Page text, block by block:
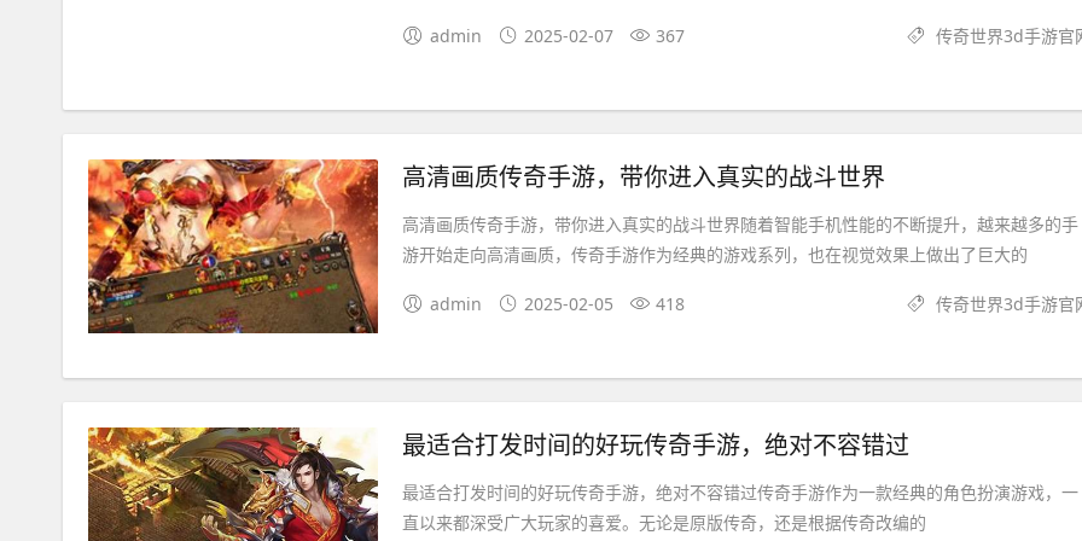
admin 2025-02-07 367 传奇世界3d手游官
高清画质传奇手游，带你进入真实的战斗世界
高清画质传奇手游，带你进入真实的战斗世界随着智能手机性能的不断提升，越来越多的手
游开始走向高清画质，传奇手游作为经典的游戏系列，也在视觉效果上做出了巨大的
admin 2025-02-05 418 传奇世界3d手游官
最适合打发时间的好玩传奇手游，绝对不容错过
最适合打发时间的好玩传奇手游，绝对不容错过传奇手游作为一款经典的角色扮演游戏，一
直以来都深受广大玩家的喜爱。无论是原版传奇，还是根据传奇改编的